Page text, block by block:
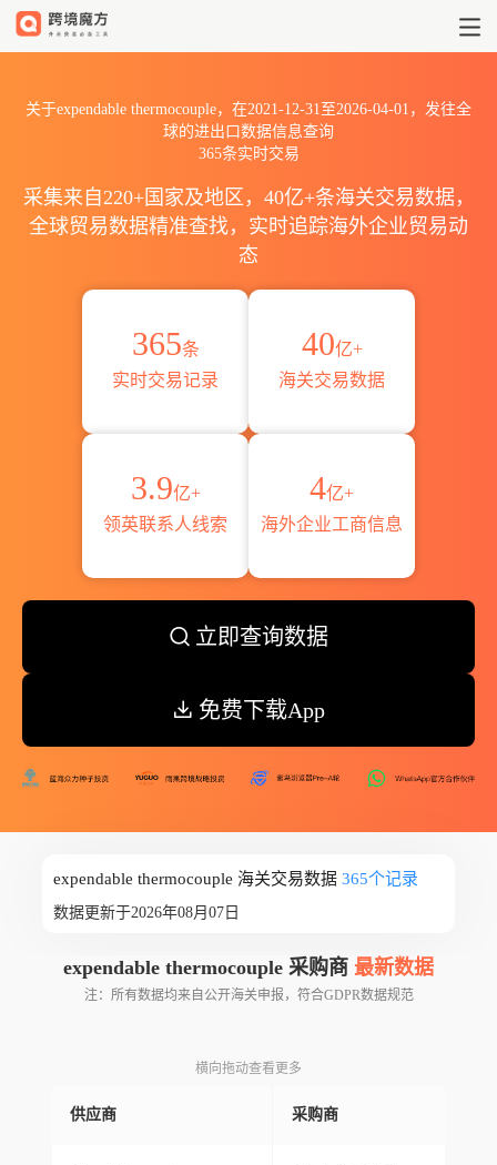
关于expendable thermocouple，在2021-12-31至2026-04-01，发往全
球的进出口数据信息查询
365条实时交易
采集来自220+国家及地区，40亿+条海关交易数据，
全球贸易数据精准查找，实时追踪海外企业贸易动
态
365条
实时交易记录
40亿+
海关交易数据
3.9亿+
领英联系人线索
4亿+
海外企业工商信息
立即查询数据
免费下载App
expendable thermocouple 海关交易数据 365个记录
数据更新于2026年08月07日
expendable thermocouple 采购商 最新数据
注：所有数据均来自公开海关申报，符合GDPR数据规范
横向拖动查看更多
供应商 采购商